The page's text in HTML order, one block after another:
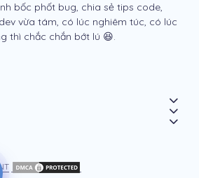
bốc phốt bug, chia sẻ tips code,
vừa tám, có lúc nghiêm túc, có lúc
thì chắc chắn bớt lú 😆.